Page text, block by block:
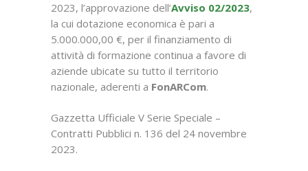
2023, l’approvazione dell’Avviso 02/2023,
la cui dotazione economica è pari a
5.000.000,00 €, per il finanziamento di
attività di formazione continua a favore di
aziende ubicate su tutto il territorio
nazionale, aderenti a FonARCom.
Gazzetta Ufficiale V Serie Speciale –
Contratti Pubblici n. 136 del 24 novembre
2023.